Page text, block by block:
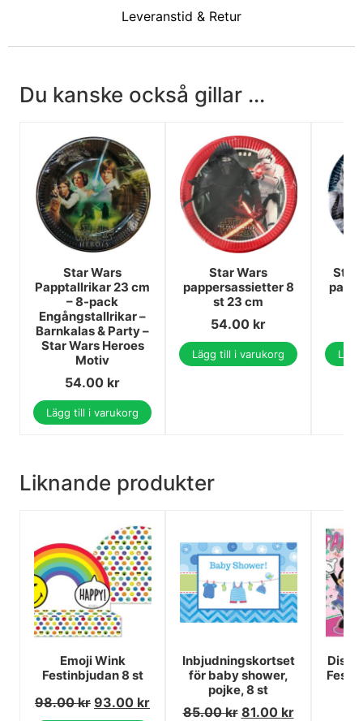
Leveranstid & Retur
Du kanske också gillar ...
Star Wars
Papptallrikar 23 cm
– 8-pack
Engångstallrikar –
Barnkalas & Party –
Star Wars Heroes
Motiv
54.00 kr
Lägg till i varukorg
Star Wars
pappersassietter 8
st 23 cm
54.00 kr
Lägg till i varukorg
Star
Liknande produkter
Emoji Wink
Festinbjudan 8 st
98.00kr 93.00 kr
Inbjudningskortset
för baby shower,
pojke, 8 st
85.00kr 81.00 kr